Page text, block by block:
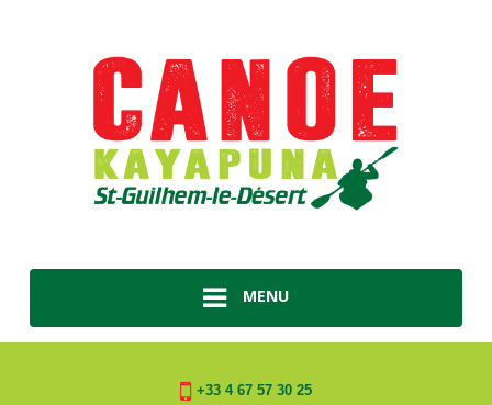
MENU
+33 4 67 57 30 25